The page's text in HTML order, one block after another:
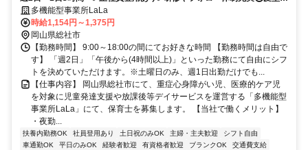
髪色自由✅希望どおり休めます 【お電話でのご連絡もお待ちしていま
す】 0866-95-2373
多機能型事業所LaLa
時給1,154円～1,375円
岡山県総社市
【勤務時間】 9:00～18:00の間にてお好きな時間 【勤務時間は自由で
す】 「週2日」「午後から(4時間以上)」といった勤務にて自由にシフ
トを決めていただけます。※土曜日のみ、週1日出勤だけでも...
【仕事内容】 岡山県総社市にて、重症心身障がい児、医療的ケア児
を対象に児童発達支援や放課後等デイサービスを運営する「多機能型
事業所LaLa」にて、保育士を募集します。 【当社で働くメリット】
・夜勤...
扶養内勤務OK 社員登用あり 土日祝のみOK 主婦・主夫歓迎
シフト自由
車通勤OK
平日のみOK 経験者歓迎 有資格者歓迎 ブランクOK
交通費支給